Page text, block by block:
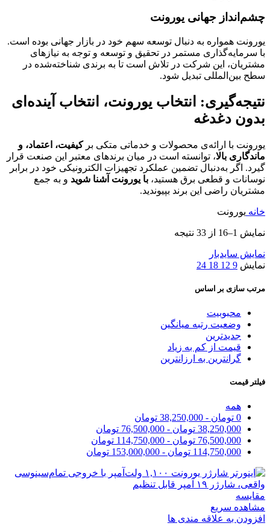
چشم‌انداز جهانی یورونت
یورونت همواره به دنبال توسعه سهم خود در بازار جهانی بوده است.
با سرمایه‌گذاری مستمر در تحقیق و توسعه و توجه به نیازهای
مشتریان، این شرکت در تلاش است تا به برندی شناخته‌شده در
سطح بین‌المللی تبدیل شود.
نتیجه‌گیری: انتخاب یورونت، انتخاب آینده‌ای
بدون دغدغه
یورونت با ارائه‌ی محصولات و خدماتی متکی برکیفیت، اعتماد، و
ماندگاری بالا، توانسته است در میان برندهای معتبر این صنعت قرار
گیرد. اگر به‌دنبال تضمین عملکرد تجهیزات الکترونیکی خود در برابر
نوسانات و قطعی برق هستید، با یورونت آشنا شوید و به جمع
مشتریان راضی این برند بپیوندید.
خانه یورونت
نمایش 1–16 از 33 نتیجه
نمایش سایدبار
نمایش 9
12
18
24
مرتب سازی بر اساس
محبوبیت
وضعیت رتبه میانگین
جدیدترین
قیمت از کم به زیاد
گرانترین به ارزانترین
فیلتر قیمت
همه
0 تومان -
38,250,000 تومان
38,250,000 تومان -
76,500,000 تومان
76,500,000 تومان -
114,750,000 تومان
114,750,000 تومان -
153,000,000 تومان
مقایسه
مشاهده سریع
افزودن به علاقه مندی ها